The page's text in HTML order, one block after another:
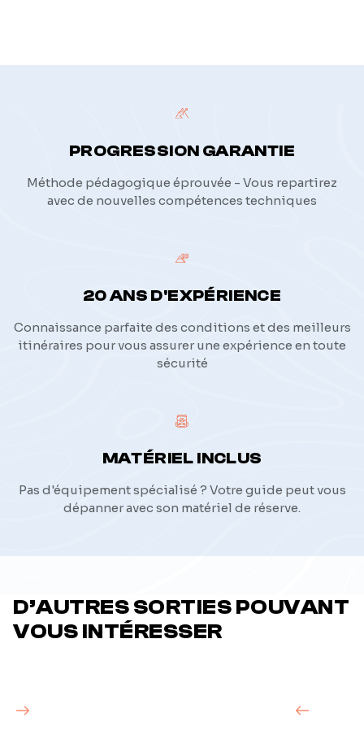
PROGRESSION GARANTIE
Méthode pédagogique éprouvée - Vous repartirez
avec de nouvelles compétences techniques
20 ANS D'EXPÉRIENCE
Connaissance parfaite des conditions et des meilleurs
itinéraires pour vous assurer une expérience en toute
sécurité
MATÉRIEL INCLUS
Pas d'équipement spécialisé ? Votre guide peut vous
dépanner avec son matériel de réserve.
D’AUTRES SORTIES POUVANT
VOUS INTÉRESSER